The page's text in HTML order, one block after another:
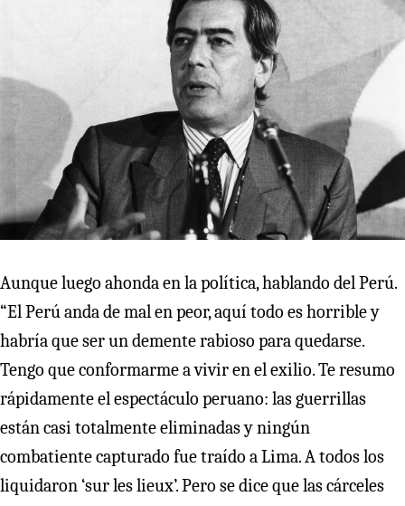
Aunque luego ahonda en la política, hablando del Perú.
“El Perú anda de mal en peor, aquí todo es horrible y
habría que ser un demente rabioso para quedarse.
Tengo que conformarme a vivir en el exilio. Te resumo
rápidamente el espectáculo peruano: las guerrillas
están casi totalmente eliminadas y ningún
combatiente capturado fue traído a Lima. A todos los
liquidaron ‘sur les lieux’. Pero se dice que las cárceles